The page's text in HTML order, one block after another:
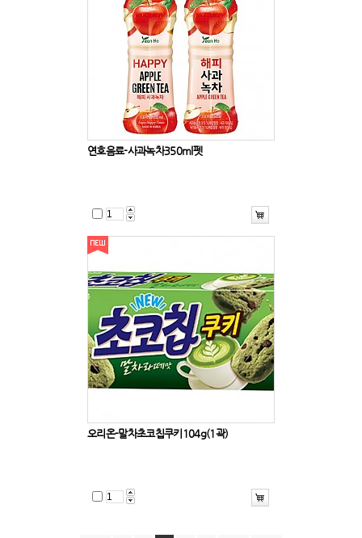
연호음료-사과녹차350ml펫
오리온-말차초코칩쿠키104g(1곽)